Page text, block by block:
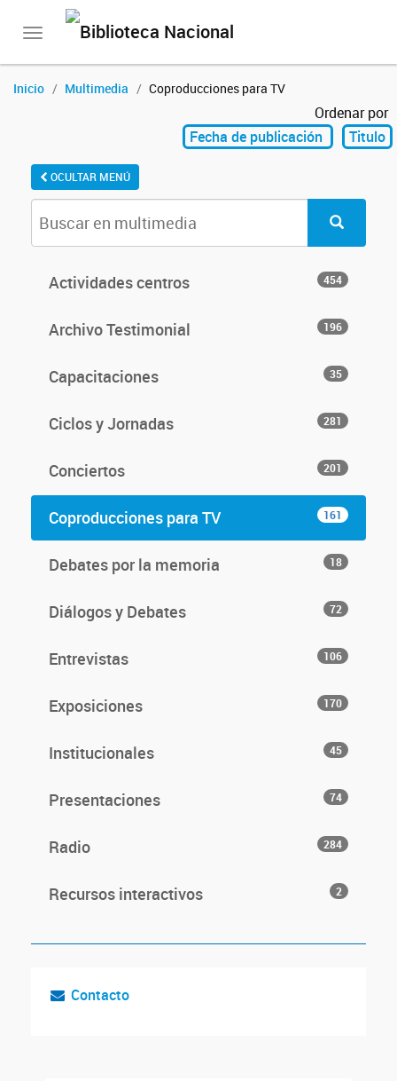
Toggle
Inicio Multimedia Coproducciones para TV
Ordenar por
Fecha de publicación
Titulo
OCULTAR MENÚ
Actividades centros 454
Archivo Testimonial 196
Capacitaciones 35
Ciclos y Jornadas 281
Conciertos 201
Coproducciones para TV 161
Debates por la memoria 18
Diálogos y Debates 72
Entrevistas 106
Exposiciones 170
Institucionales 45
Presentaciones 74
Radio 284
Recursos interactivos 2
Contacto